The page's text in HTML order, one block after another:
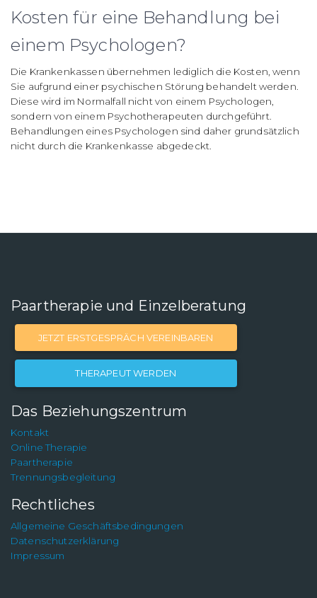
Kosten für eine Behandlung bei
einem Psychologen?
Die Krankenkassen übernehmen lediglich die Kosten, wenn
Sie aufgrund einer psychischen Störung behandelt werden.
Diese wird im Normalfall nicht von einem Psychologen,
sondern von einem Psychotherapeuten durchgeführt.
Behandlungen eines Psychologen sind daher grundsätzlich
nicht durch die Krankenkasse abgedeckt.
Paartherapie und Einzelberatung
JETZT ERSTGESPRÄCH VEREINBAREN
THERAPEUT WERDEN
Das Beziehungszentrum
Kontakt
Online Therapie
Paartherapie
Trennungsbegleitung
Rechtliches
Allgemeine Geschäftsbedingungen
Datenschutzerklärung
Impressum